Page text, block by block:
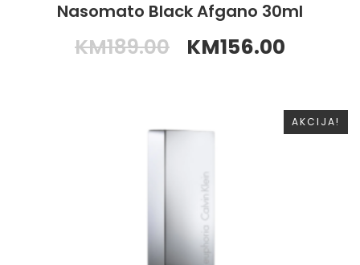
Nasomato Black Afgano 30ml
KM189.00 KM156.00
AKCIJA!